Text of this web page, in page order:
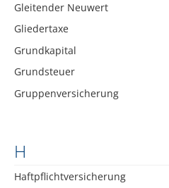
Gleitender Neuwert
Gliedertaxe
Grundkapital
Grundsteuer
Gruppenversicherung
H
Haftpflichtversicherung